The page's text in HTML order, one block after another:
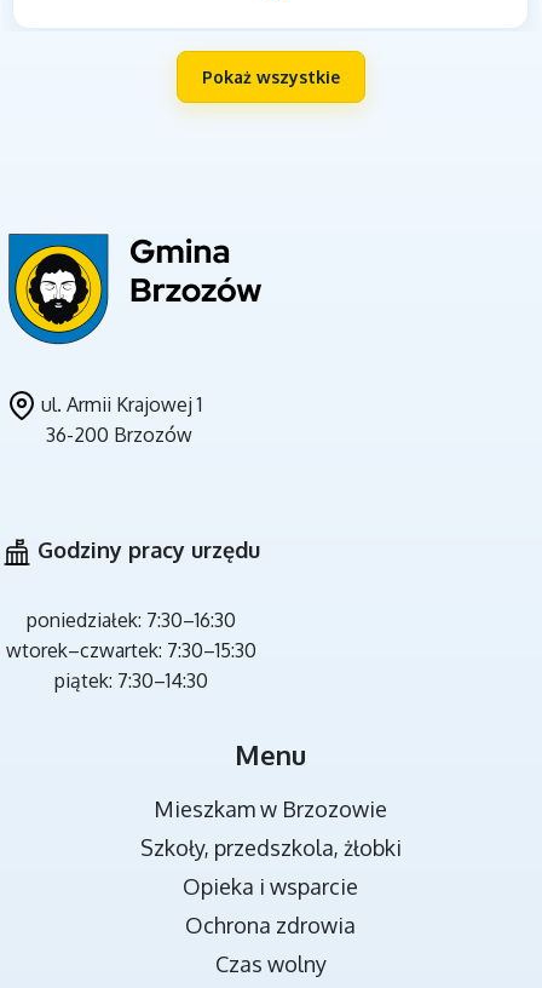
MIEJSCA REKREACJI
Pokaż wszystkie
ul. Armii Krajowej 1
36-200 Brzozów
Godziny pracy urzędu
poniedziałek: 7:30–16:30
wtorek–czwartek: 7:30–15:30
piątek: 7:30–14:30
Menu
Mieszkam w Brzozowie
Szkoły, przedszkola, żłobki
Opieka i wsparcie
Ochrona zdrowia
Czas wolny